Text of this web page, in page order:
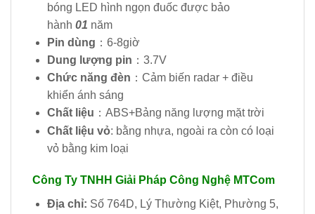
bóng LED hình ngọn đuốc được bảo
hành 01 năm
Pin dùng ：6-8giờ
Dung lượng pin ：3.7V
Chức năng đèn ：Cảm biến radar + điều
khiển ánh sáng
Chất liệu ：ABS+Bảng năng lượng mặt trời
Chất liệu vỏ: bằng nhựa, ngoài ra còn có loại
vỏ bằng kim loại
Công Ty TNHH Giải Pháp Công Nghệ MTCom
Địa chỉ: Số 764D, Lý Thường Kiệt, Phường 5,